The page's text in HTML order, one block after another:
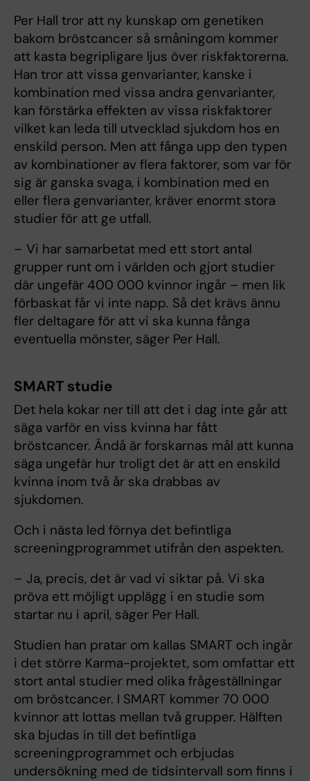
Per Hall tror att ny kunskap om genetiken
bakom bröstcancer så småningom kommer
att kasta begripligare ljus över riskfaktorerna.
Han tror att vissa genvarianter, kanske i
kombination med vissa andra genvarianter,
kan förstärka effekten av vissa riskfaktorer
vilket kan leda till utvecklad sjukdom hos en
enskild person. Men att fånga upp den typen
av kombinationer av flera faktorer, som var för
sig är ganska svaga, i kombination med en
eller flera genvarianter, kräver enormt stora
studier för att ge utfall.
– Vi har samarbetat med ett stort antal
grupper runt om i världen och gjort studier
där ungefär 400 000 kvinnor ingår – men lik
förbaskat får vi inte napp. Så det krävs ännu
fler deltagare för att vi ska kunna fånga
eventuella mönster, säger Per Hall.
SMART studie
Det hela kokar ner till att det i dag inte går att
säga varför en viss kvinna har fått
bröstcancer. Ändå är forskarnas mål att kunna
säga ungefär hur troligt det är att en enskild
kvinna inom två år ska drabbas av
sjukdomen.
Och i nästa led förnya det befintliga
screeningprogrammet utifrån den aspekten.
– Ja, precis, det är vad vi siktar på. Vi ska
pröva ett möjligt upplägg i en studie som
startar nu i april, säger Per Hall.
Studien han pratar om kallas SMART och ingår
i det större Karma-projektet, som omfattar ett
stort antal studier med olika frågeställningar
om bröstcancer. I SMART kommer 70 000
kvinnor att lottas mellan två grupper. Hälften
ska bjudas in till det befintliga
screeningprogrammet och erbjudas
undersökning med de tidsintervall som finns i